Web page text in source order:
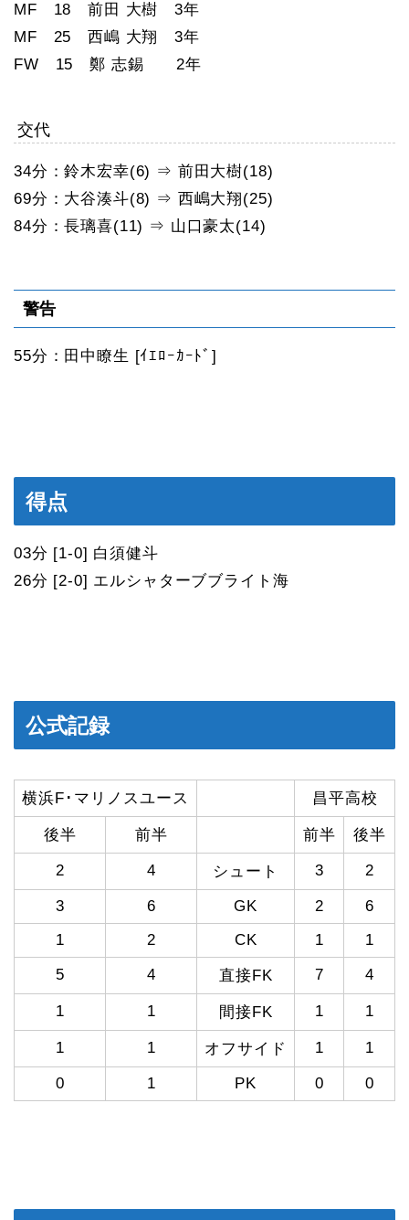
MF 18 前田 大樹 3年
MF 25 西嶋 大翔 3年
FW 15 鄭 志錫 2年
交代
34分：鈴木宏幸(6) ⇒ 前田大樹(18)
69分：大谷湊斗(8) ⇒ 西嶋大翔(25)
84分：長璃喜(11) ⇒ 山口豪太(14)
警告
55分：田中瞭生 [ｲｴﾛｰｶｰﾄﾞ]
得点
03分 [1-0] 白須健斗
26分 [2-0] エルシャターブブライト海
公式記録
横浜F･マリノスユース 昌平高校
後半 前半 前半 後半
2 4 シュート 3 2
3 6 GK 2
6
1
2 CK 1
1
5
4 直接FK 7 4
1 1 間接FK 1 1
1 1 オフサイド 1 1
0 1 PK 0 0